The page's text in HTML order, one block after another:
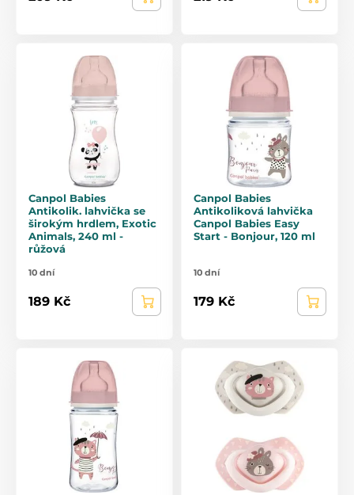
Canpol Babies
Antikolik. lahvička se
širokým hrdlem, Exotic
Animals, 240 ml -
růžová
10 dní
189 Kč
Canpol Babies
Antikoliková lahvička
Canpol Babies Easy
Start - Bonjour, 120 ml
10 dní
179 Kč